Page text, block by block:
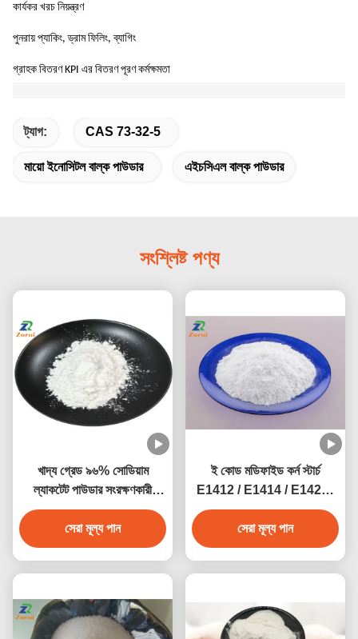
কার্যকর খরচ নিয়ন্ত্রণ
পুনরায় প্যাকিং, ড্রাম ফিলিং, ব্যাগিং
গ্রাহক বিতরণ KPI এর বিতরণ পূরণ কর্মক্ষমতা
ট্যাগ: CAS 73-32-5
মায়ো ইনোসিটল বাল্ক পাউডার এইচসিএল বাল্ক পাউডার
সংশ্লিষ্ট পণ্য
খাদ্য গ্রেড ৯৬% সোডিয়াম
ল্যাকটেট পাউডার সংরক্ষণকারী
সোডিয়াম ২-
হাইড্রোক্সাইপ্রোপানোয়েট CAS
৮৬৭-৫৬-১
সেরা মূল্য পান
ই কোড মডিফাইড কর্ন স্টার্চ
E1412 / E1414 / E1422 /
E1442
সেরা মূল্য পান